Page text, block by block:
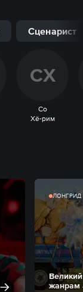
Сценарист
СХ
Со
Хё-рим
ЛОНГРИД
жанрам